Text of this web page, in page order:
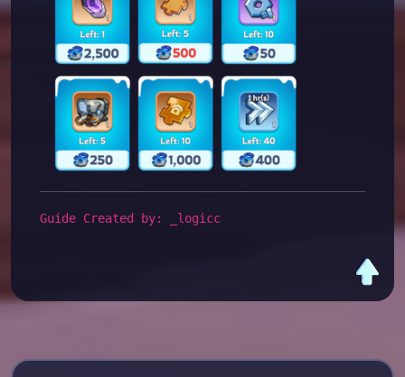
Guide Created by: _logicc